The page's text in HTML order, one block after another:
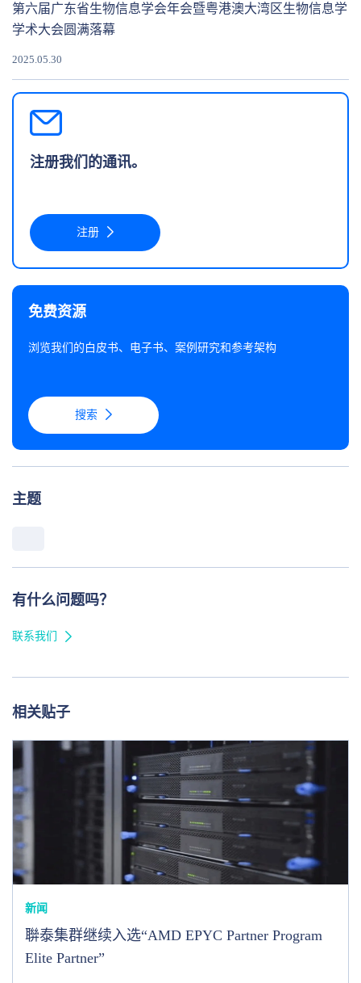
第六届广东省生物信息学会年会暨粤港澳大湾区生物信息学
学术大会圆满落幕
2025.05.30
注册我们的通讯。
注册
免费资源
浏览我们的白皮书、电子书、案例研究和参考架构
搜索
主题
有什么问题吗？
联系我们
相关贴子
新闻
聨泰集群继续入选“AMD EPYC Partner Program
Elite Partner”